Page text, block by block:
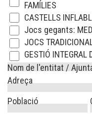
FAMÍLIES
CASTELLS
Jocs gegants:
JOCS
GESTIÓ INTEGRAL
Nom de l'entitat /
Adreça
Població